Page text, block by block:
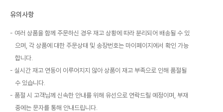
유의사항
여러 상품을 함께 주문하신 경우 재고 상황에 따라 분리되어 배송될 수 있
으며, 각 상품에 대한 주문상태 및 송장번호는 마이페이지에서 확인 가능
합니다.
실시간 재고 연동이 이루어지지 않아 상품이 재고 부족으로 인해 품절될
수 있습니다.
품절 시 고객님께 신속한 안내를 위해 유선으로 연락드릴 예정이며, 부재
중에는 문자를 통해 안내드립니다.